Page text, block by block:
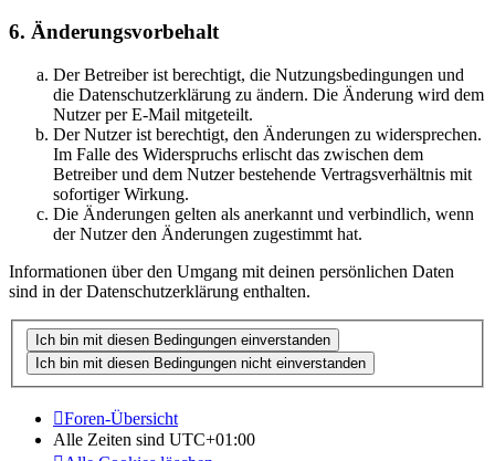
6. Änderungsvorbehalt
Der Betreiber ist berechtigt, die Nutzungsbedingungen und
die Datenschutzerklärung zu ändern. Die Änderung wird dem
Nutzer per E-Mail mitgeteilt.
Der Nutzer ist berechtigt, den Änderungen zu widersprechen.
Im Falle des Widerspruchs erlischt das zwischen dem
Betreiber und dem Nutzer bestehende Vertragsverhältnis mit
sofortiger Wirkung.
Die Änderungen gelten als anerkannt und verbindlich, wenn
der Nutzer den Änderungen zugestimmt hat.
Informationen über den Umgang mit deinen persönlichen Daten
sind in der Datenschutzerklärung enthalten.
Foren-Übersicht
Alle Zeiten sind UTC+01:00